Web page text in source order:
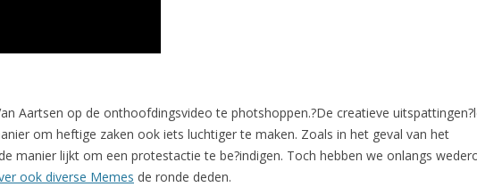
Aartsen op de onthoofdingsvideo te photshoppen.?De creatieve
om heftige zaken ook iets luchtiger te maken. Zoals in het geval van het
manier lijkt om een protestactie te be?indigen. Toch hebben we onlangs
ook diverse Memes de ronde deden.